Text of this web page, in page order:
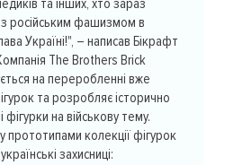
та інших, хто зараз
російським фашизмом в
Україні!", – написав Бікрафт
The Brothers Brick
на переробленні вже
та розробляє історично
фігурки на військову тему.
прототипами колекції фігурок
захисниці: